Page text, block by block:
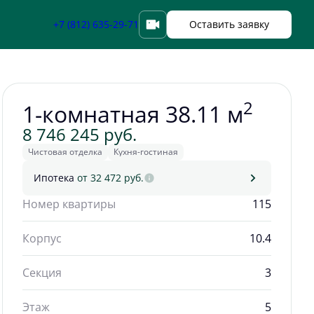
+7 (812) 635-29-71 Оставить заявку
Забронировать
1-комнатная 38.11 м2
8 746 245 руб.
Чистовая отделка Кухня-гостиная
Ипотека от 32 472 руб.
Номер квартиры 115
Корпус 10.4
Секция 3
Этаж 5